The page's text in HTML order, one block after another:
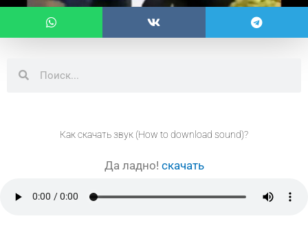
Как скачать звук (How to download sound)?
Да ладно! скачать